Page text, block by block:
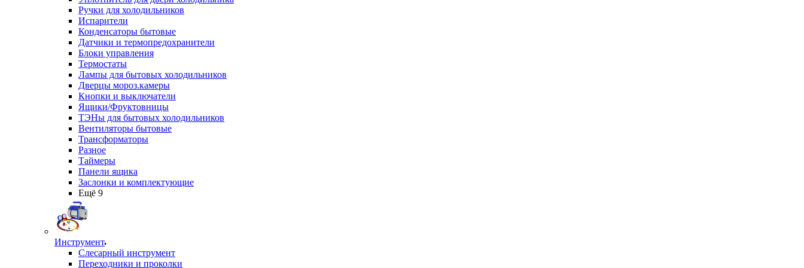
Ручки для холодильников
Испарители
Конденсаторы бытовые
Датчики и термопредохранители
Блоки управления
Термостаты
Лампы для бытовых холодильников
Дверцы мороз.камеры
Кнопки и выключатели
Ящики/Фруктовницы
ТЭНы для бытовых холодильников
Вентиляторы бытовые
Трансформаторы
Разное
Таймеры
Панели ящика
Заслонки и комплектующие
Ещё 9
Инструмент
Слесарный инструмент
Переходники и проколки